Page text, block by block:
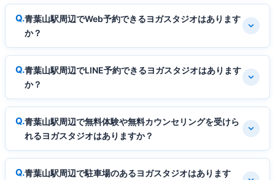
青葉山駅周辺でWeb予約できるヨガスタジオはあります
か？
青葉山駅周辺でLINE予約できるヨガスタジオはあります
か？
青葉山駅周辺で無料体験や無料カウンセリングを受けら
れるヨガスタジオはありますか？
青葉山駅周辺で駐車場のあるヨガスタジオはあります